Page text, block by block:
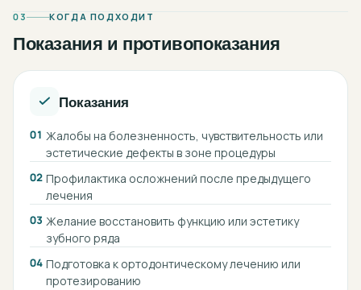
03 КОГДА ПОДХОДИТ
Показания и противопоказания
Показания
01 Жалобы на болезненность, чувствительность или
эстетические дефекты в зоне процедуры
02 Профилактика осложнений после предыдущего
лечения
03 Желание восстановить функцию или эстетику
зубного ряда
04 Подготовка к ортодонтическому лечению или
протезированию